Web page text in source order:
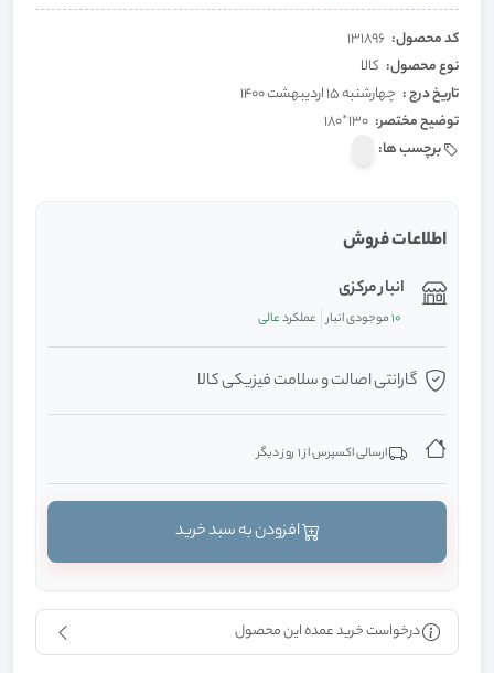
کد محصول: 131896
نوع محصول: کالا
تاریخ درج : چهارشنبه 15 اردیبهشت 1400
توضیح مختصر: 130*180
برچسب ها:
اطلاعات فروش
انبار مرکزی
10موجودی انبار عملکردعالی
گارانتی اصالت و سلامت فیزیکی کالا
ارسالی اکسپرس از 1 روز دیگر
درخواست خرید عمده این محصول